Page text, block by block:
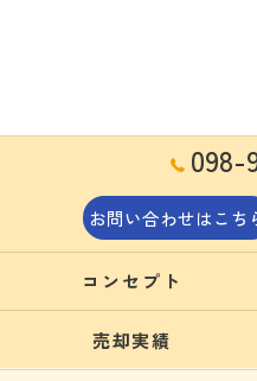
098-
お問い合わせはこち
コンセプト
売却実績